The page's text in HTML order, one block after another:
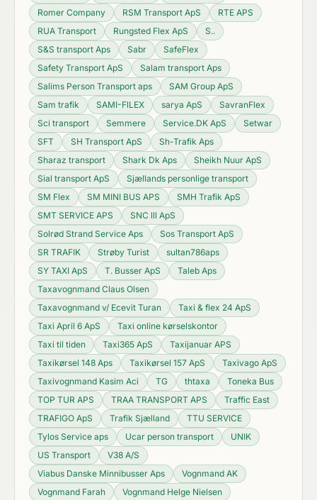
Romer Company
RSM Transport ApS
RTE APS
RUA Transport
Rungsted Flex ApS
S..
S&S transport Aps
Sabr
SafeFlex
Safety Transport ApS
Salam transport Aps
Salims Person Transport aps
SAM Group ApS
Sam trafik
SAMI-FlLEX sarya ApS
SavranFlex
Sci transport
Semmere Service.DK ApS
Setwar
SFT
SH Transport ApS
Sh-Trafik Aps
Sharaz transport
Shark Dk Aps
Sheikh Nuur ApS
Sial transport ApS
Sjællands personlige transport
SM Flex
SM MINI BUS APS
SMH Trafik ApS
SMT SERVICE APS
SNC lll ApS
Solrød Strand Service Aps
Sos Transport ApS
SR TRAFIK
Strøby Turist
sultan786aps
SY TAXI ApS
T. Busser ApS
Taleb Aps
Taxavognmand Claus Olsen
Taxavognmand v/ Ecevit Turan
Taxi & flex 24 ApS
Taxi April 6 ApS
Taxi online kørselskontor
Taxi til tiden
Taxi365 ApS
Taxijanuar APS
Taxikørsel 148 Aps
Taxikørsel 157 ApS
Taxivago ApS
Taxivognmand Kasim Aci
TG thtaxa
Toneka Bus
TOP TUR APS
TRAA TRANSPORT APS
Traffic East
TRAFIGO ApS
Trafik Sjælland
TTU SERVICE
Tylos Service aps
Ucar person transport
UNIK
US Transport
V38 A/S
Viabus Danske Minnibusser Aps
Vognmand AK
Vognmand Farah
Vognmand Helge Nielsen